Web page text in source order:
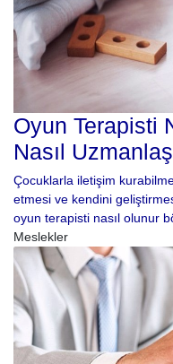
Oyun Terapisti
Nasıl
Çocuklarla iletişim
etmesi ve kendini
oyun terapisti nasıl olunur
Meslekler